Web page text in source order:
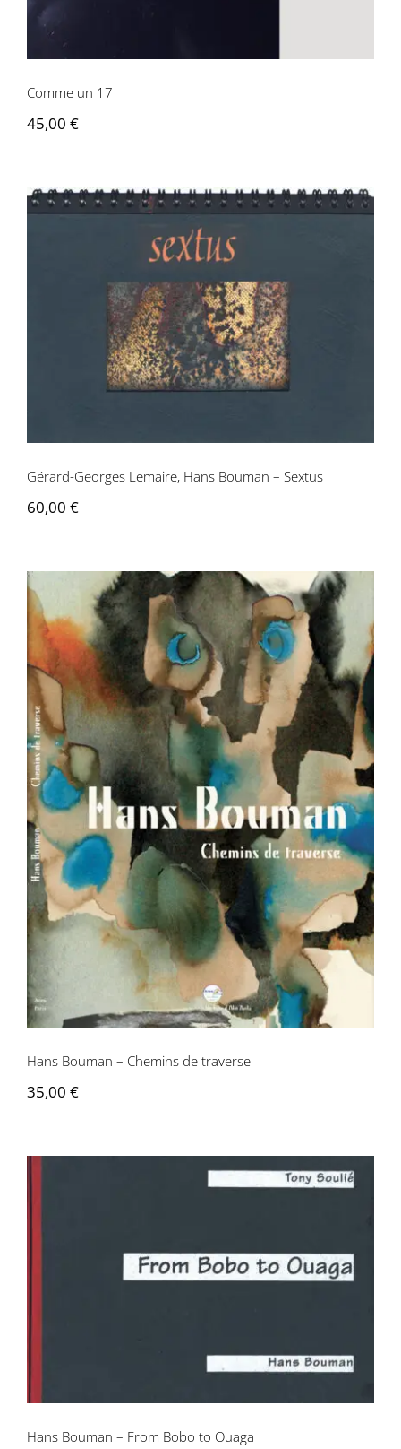
Contactez-nous
Comme un 17
45,00 €
Gérard-Georges Lemaire, Hans Bouman
– Sextus
Gérard-Georges Lemaire, Hans Bouman – Sextus
60,00 €
Hans Bouman – Chemins de traverse
Hans Bouman – Chemins de traverse
35,00 €
Hans Bouman – From Bobo to Ouaga
Hans Bouman – From Bobo to Ouaga